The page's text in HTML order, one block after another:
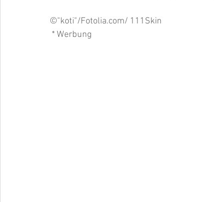
©"koti"/Fotolia.com/ 111Skin
* Werbung